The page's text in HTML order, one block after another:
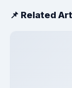
📌 Related